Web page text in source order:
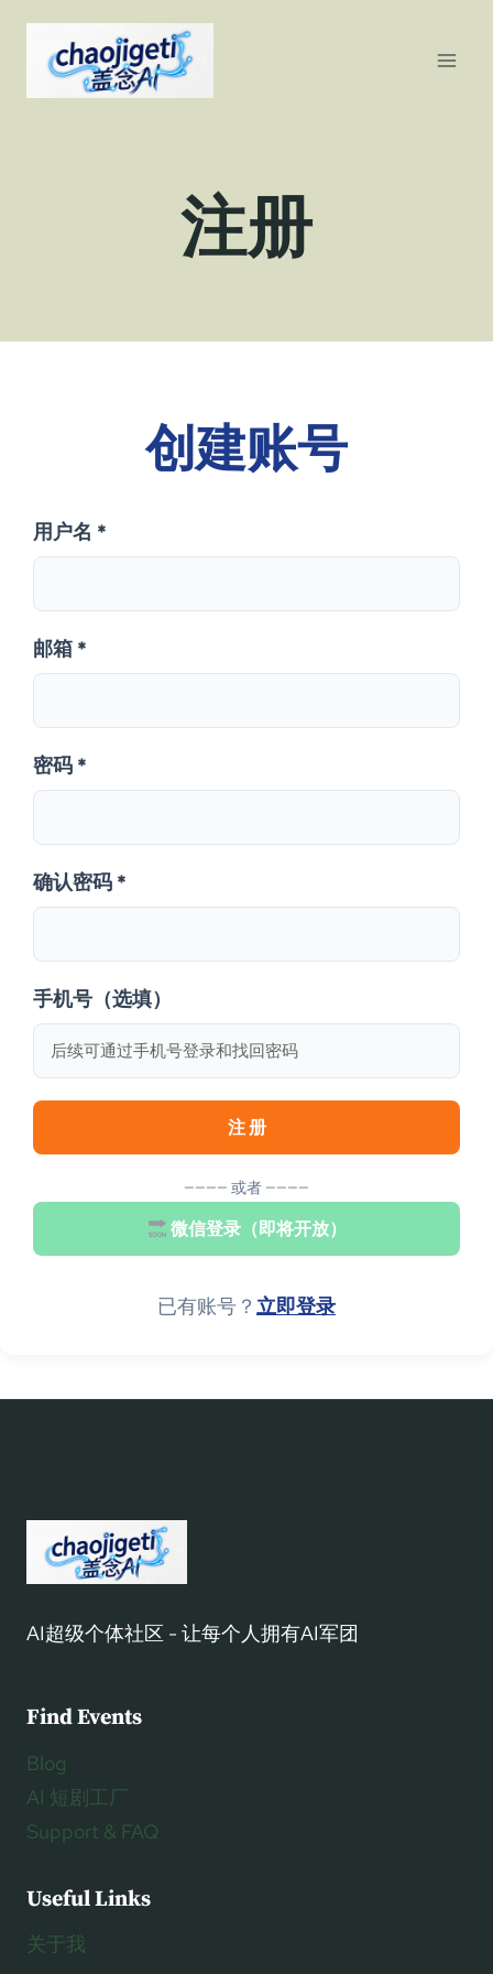
注册
创建账号
用户名 *
邮箱 *
密码 *
确认密码 *
手机号（选填）
注 册
———— 或者 ————
微信登录（即将开放）
已有账号？ 立即登录
AI超级个体社区 - 让每个人拥有AI军团
Find Events
Blog
AI 短剧工厂
Support & FAQ
Useful Links
关于我